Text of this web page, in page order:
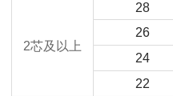
2芯及以上
28
26
24
22